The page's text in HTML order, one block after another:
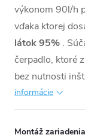
výkonom 90l/h
vďaka ktorej
látok 95% .
čerpadlo, ktoré
bez nutnosti
informácie
Montáž zariadenia